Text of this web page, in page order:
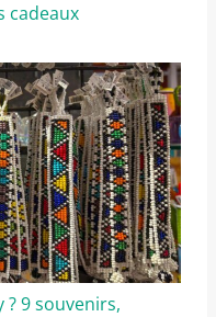
cadeaux
9 souvenirs,